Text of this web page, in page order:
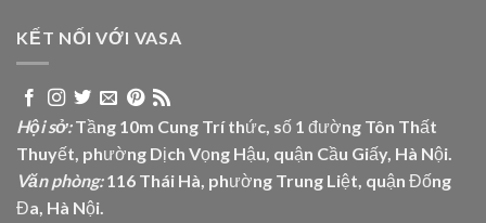
KẾT NỐI VỚI VASA
Hội sở:Tầng 10m Cung Trí thức, số 1 đường Tôn Thất
Thuyết, phường Dịch Vọng Hậu, quận Cầu Giấy, Hà Nội.
Văn phòng:116 Thái Hà, phường Trung Liệt, quận Đống
Đa, Hà Nội.